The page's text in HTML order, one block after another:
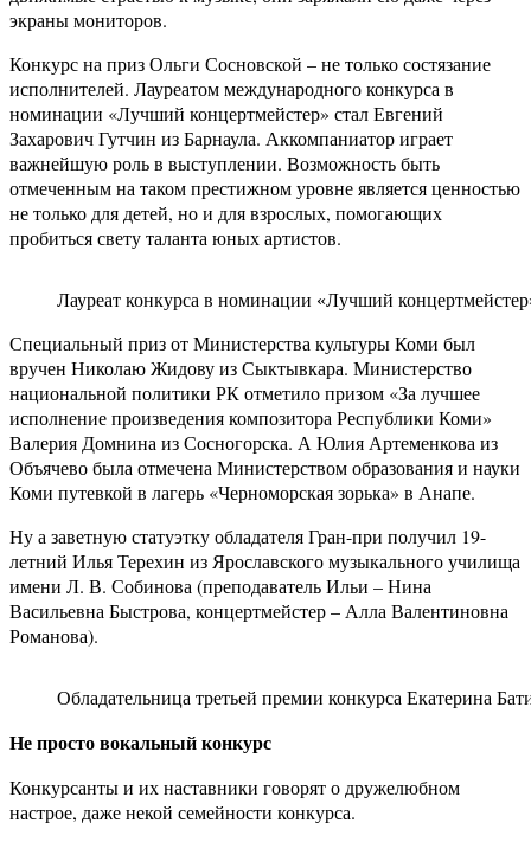
экраны мониторов.
Конкурс на приз Ольги Сосновской – не только состязание
исполнителей. Лауреатом международного конкурса в
номинации «Лучший концертмейстер» стал Евгений
Захарович Гутчин из Барнаула. Аккомпаниатор играет
важнейшую роль в выступлении. Возможность быть
отмеченным на таком престижном уровне является ценностью
не только для детей, но и для взрослых, помогающих
пробиться свету таланта юных артистов.
Лауреат конкурса в номинации «Лучший
Специальный приз от Министерства культуры Коми был
вручен Николаю Жидову из Сыктывкара. Министерство
национальной политики РК отметило призом «За лучшее
исполнение произведения композитора Республики Коми»
Валерия Домнина из Сосногорска. А Юлия Артеменкова из
Объячево была отмечена Министерством образования и науки
Коми путевкой в лагерь «Черноморская зорька» в Анапе.
Ну а заветную статуэтку обладателя Гран-при получил 19-
летний Илья Терехин из Ярославского музыкального училища
имени Л. В. Собинова (преподаватель Ильи – Нина
Васильевна Быстрова, концертмейстер – Алла Валентиновна
Романова).
Обладательница третьей премии конкурса Екатерина
Не просто вокальный конкурс
Конкурсанты и их наставники говорят о дружелюбном
настрое, даже некой семейности конкурса.